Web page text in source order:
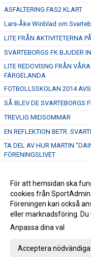
ASFALTERING FAS2 KLART
Lars-Åke Winblad om
LITE FRÅN AKTIVITETERNA
SVARTEBORGS FK BJUDER
LITE REDOVISNG FRÅN
FÄRGELANDA
FOTBOLLSSKOLAN 2014
SÅ BLEV DE SVARTEBORGS
TREVLIG MIDSOMMAR
EN REFLEKTION BETR.
TA DEL AV HUR MARTIN
FÖRENINGSLIVET
HÅLL UTKIK!
LYCKAD INVIGNING AV
Gå till
För att hemsidan ska
cookies från
Föreningen kan också
eller marknadsföring. Du
Anpassa dina val
Acceptera nödvändiga